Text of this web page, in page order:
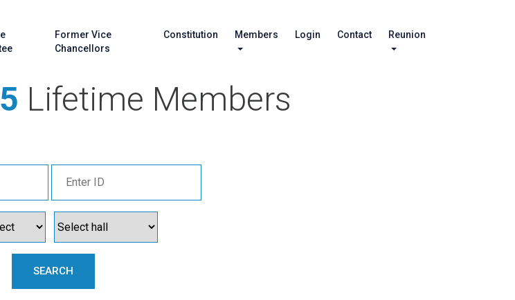
Former Vice
Chancellors
Constitution Members Login Contact Reunion
Lifetime Members
SEARCH